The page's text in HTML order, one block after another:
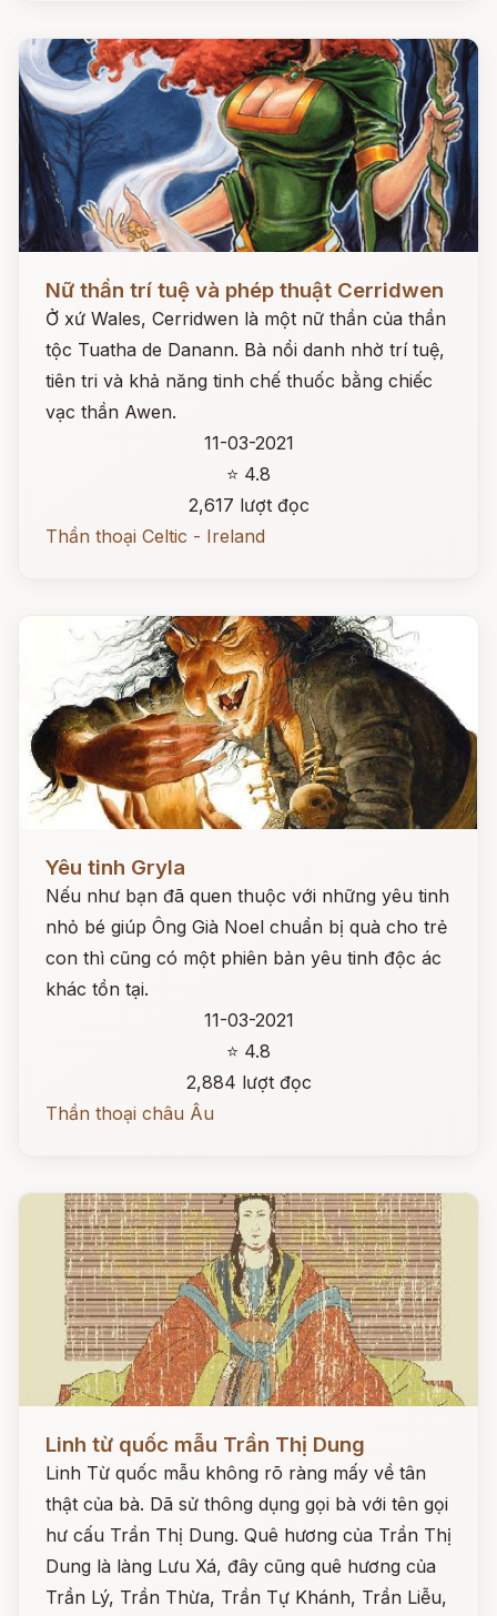
Nữ thần trí tuệ và phép thuật Cerridwen
Ở xứ Wales, Cerridwen là một nữ thần của thần
tộc Tuatha de Danann. Bà nổi danh nhờ trí tuệ,
tiên tri và khả năng tinh chế thuốc bằng chiếc
vạc thần Awen.
11-03-2021
⭐ 4.8
2,617 lượt đọc
Thần thoại Celtic - Ireland
Yêu tinh Gryla
Nếu như bạn đã quen thuộc với những yêu tinh
nhỏ bé giúp Ông Già Noel chuẩn bị quà cho trẻ
con thì cũng có một phiên bản yêu tinh độc ác
khác tồn tại.
11-03-2021
⭐ 4.8
2,884 lượt đọc
Thần thoại châu Âu
Linh từ quốc mẫu Trần Thị Dung
Linh Từ quốc mẫu không rõ ràng mấy về tân
thật của bà. Dã sử thông dụng gọi bà với tên gọi
hư cấu Trần Thị Dung. Quê hương của Trần Thị
Dung là làng Lưu Xá, đây cũng quê hương của
Trần Lý, Trần Thừa, Trần Tự Khánh, Trần Liễu,